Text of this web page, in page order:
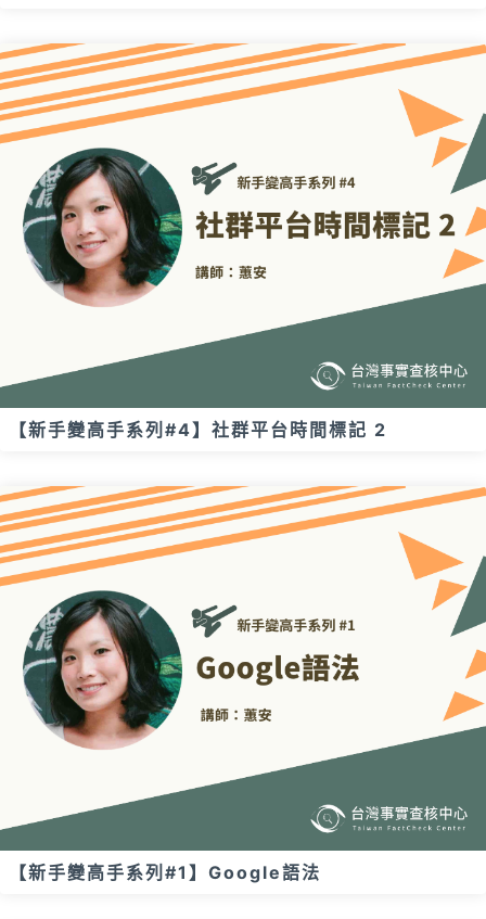
【新手變高手系列#4】社群平台時間標記 2
【新手變高手系列#1】Google語法